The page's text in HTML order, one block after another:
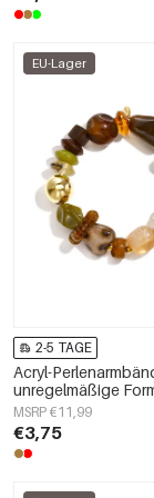
EU-Lager
2-5 TAGE
Acryl-
unregelmäßige
Alltagsserie,
MSRP €11,99
€3,75